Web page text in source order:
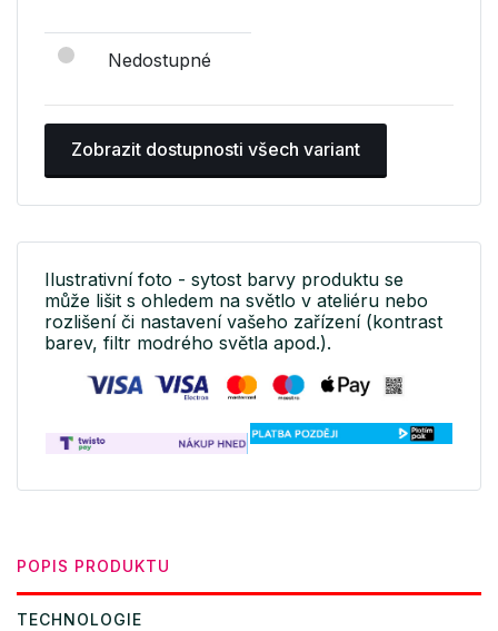
Nedostupné
Zobrazit dostupnosti všech variant
Ilustrativní foto - sytost barvy produktu se
může lišit s ohledem na světlo v ateliéru nebo
rozlišení či nastavení vašeho zařízení (kontrast
barev, filtr modrého světla apod.).
POPIS PRODUKTU
TECHNOLOGIE